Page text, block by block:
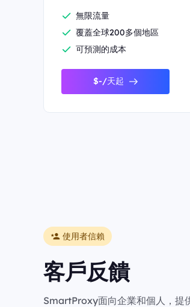
無限流量
覆蓋全球200多個地區
可預測的成本
$-/天起
使用者信賴
客戶反饋
SmartProxy面向企業和個人，提